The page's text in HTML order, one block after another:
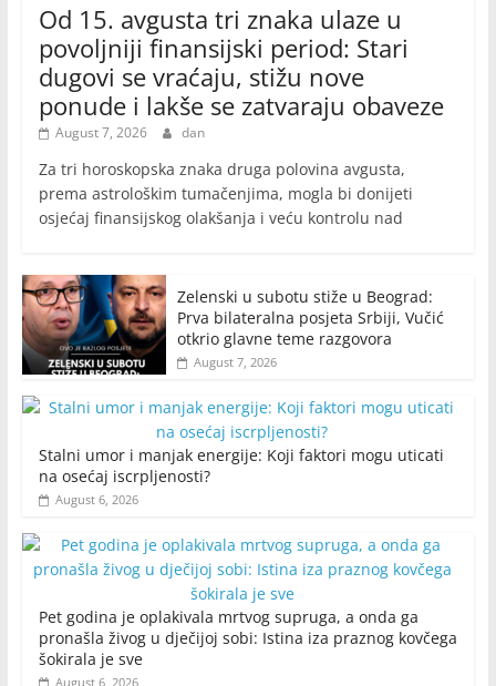
Od 15. avgusta tri znaka ulaze u
povoljniji finansijski period: Stari
dugovi se vraćaju, stižu nove
ponude i lakše se zatvaraju obaveze
August 7, 2026 dan
Za tri horoskopska znaka druga polovina avgusta,
prema astrološkim tumačenjima, mogla bi donijeti
osjećaj finansijskog olakšanja i veću kontrolu nad
Zelenski u subotu stiže u Beograd:
Prva bilateralna posjeta Srbiji, Vučić
otkrio glavne teme razgovora
August 7, 2026
Stalni umor i manjak energije: Koji faktori mogu uticati
na osećaj iscrpljenosti?
August 6, 2026
Pet godina je oplakivala mrtvog supruga, a onda ga
pronašla živog u dječijoj sobi: Istina iza praznog kovčega
šokirala je sve
August 6, 2026